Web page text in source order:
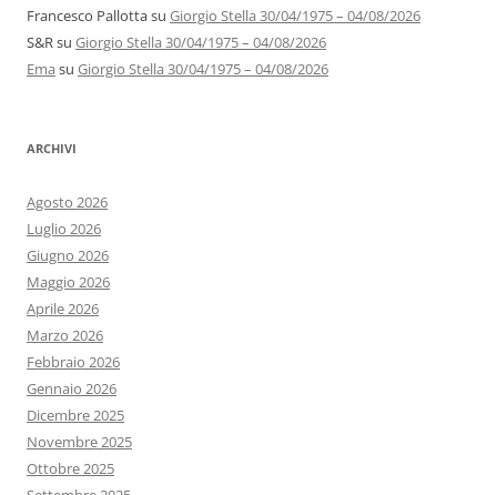
Francesco Pallottasu Giorgio Stella 30/04/1975 – 04/08/2026
S&Rsu Giorgio Stella 30/04/1975 – 04/08/2026
Ema su Giorgio Stella 30/04/1975 – 04/08/2026
ARCHIVI
Agosto 2026
Luglio 2026
Giugno 2026
Maggio 2026
Aprile 2026
Marzo 2026
Febbraio 2026
Gennaio 2026
Dicembre 2025
Novembre 2025
Ottobre 2025